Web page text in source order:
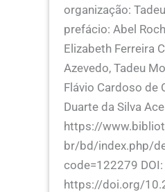
organização:
prefácio: Abel
Elizabeth Ferreira
Azevedo, Tadeu
Flávio Cardoso de
Duarte da Silva
https://
br/bd/index.php/
code=122279 DOI:
https://doi.org/